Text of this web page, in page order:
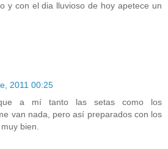
y con el dia lluvioso de hoy apetece un
2011 00:25
a mí tanto las setas como los
van nada, pero así preparados con los
bien.